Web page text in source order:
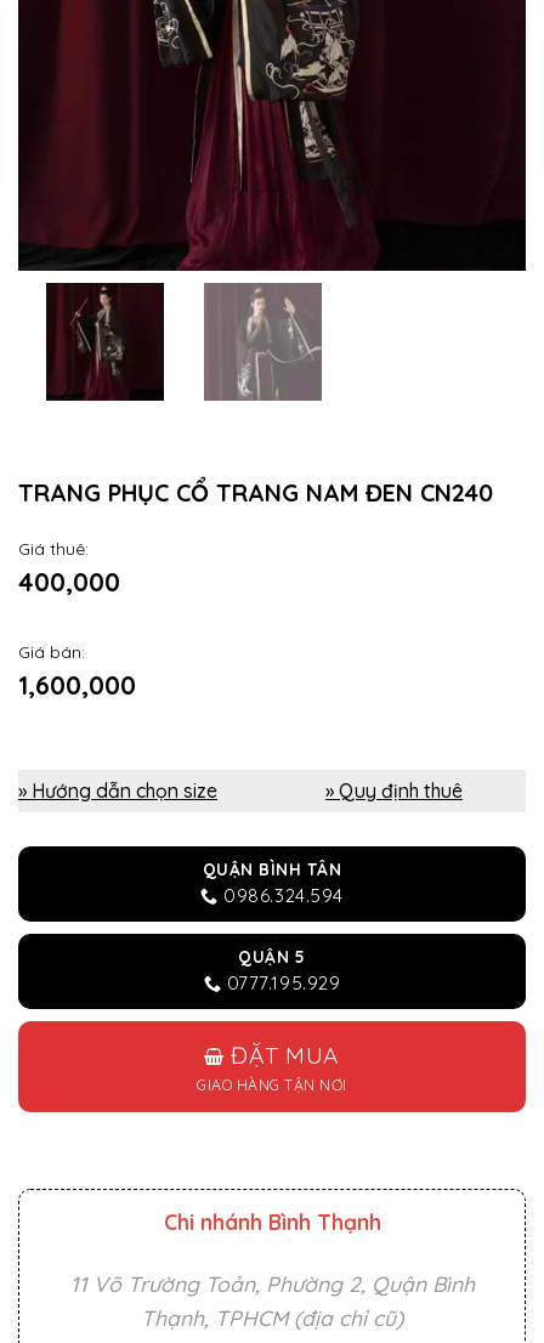
TRANG PHỤC CỔ TRANG NAM ĐEN CN240
Giá thuê:
400,000
Giá bán:
1,600,000
» Hướng dẫn chọn size » Quy định thuê
QUẬN BÌNH TÂN
0986.324.594
QUẬN 5
0777.195.929
ĐẶT MUA
GIAO HÀNG TẬN NƠI
Chi nhánh Bình Thạnh
11 Võ Trường Toản, Phường 2, Quận Bình
Thạnh, TPHCM (địa chỉ cũ)